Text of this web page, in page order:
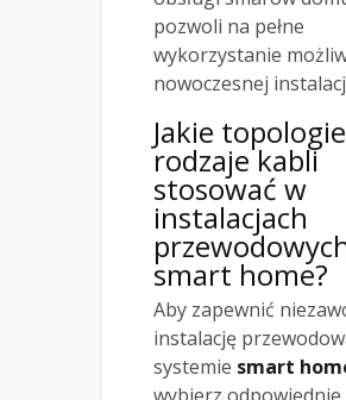
pozwoli na pełne
wykorzystanie
nowoczesnej
Jakie
rodzaje kabli
stosować w
instalacjach
smart home?
Aby zapewnić
instalację
systemie smart